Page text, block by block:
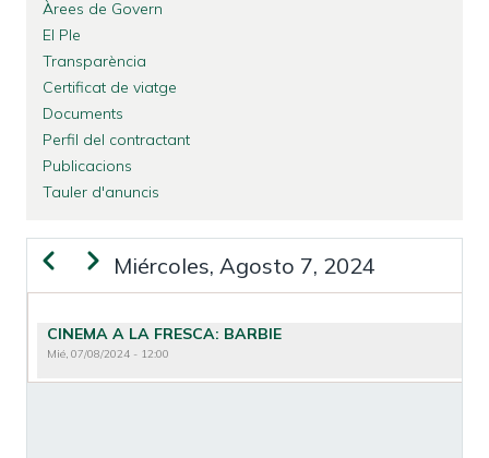
A
LA
NAVEGACIÓN
Àrees de Govern
El Ple
Transparència
Certificat de viatge
Documents
Perfil del contractant
Publicacions
Tauler d'anuncis
Miércoles, Agosto 7, 2024
AnteriorSiguiente
CINEMA A LA FRESCA: BARBIE
Mié, 07/08/2024 - 12:00